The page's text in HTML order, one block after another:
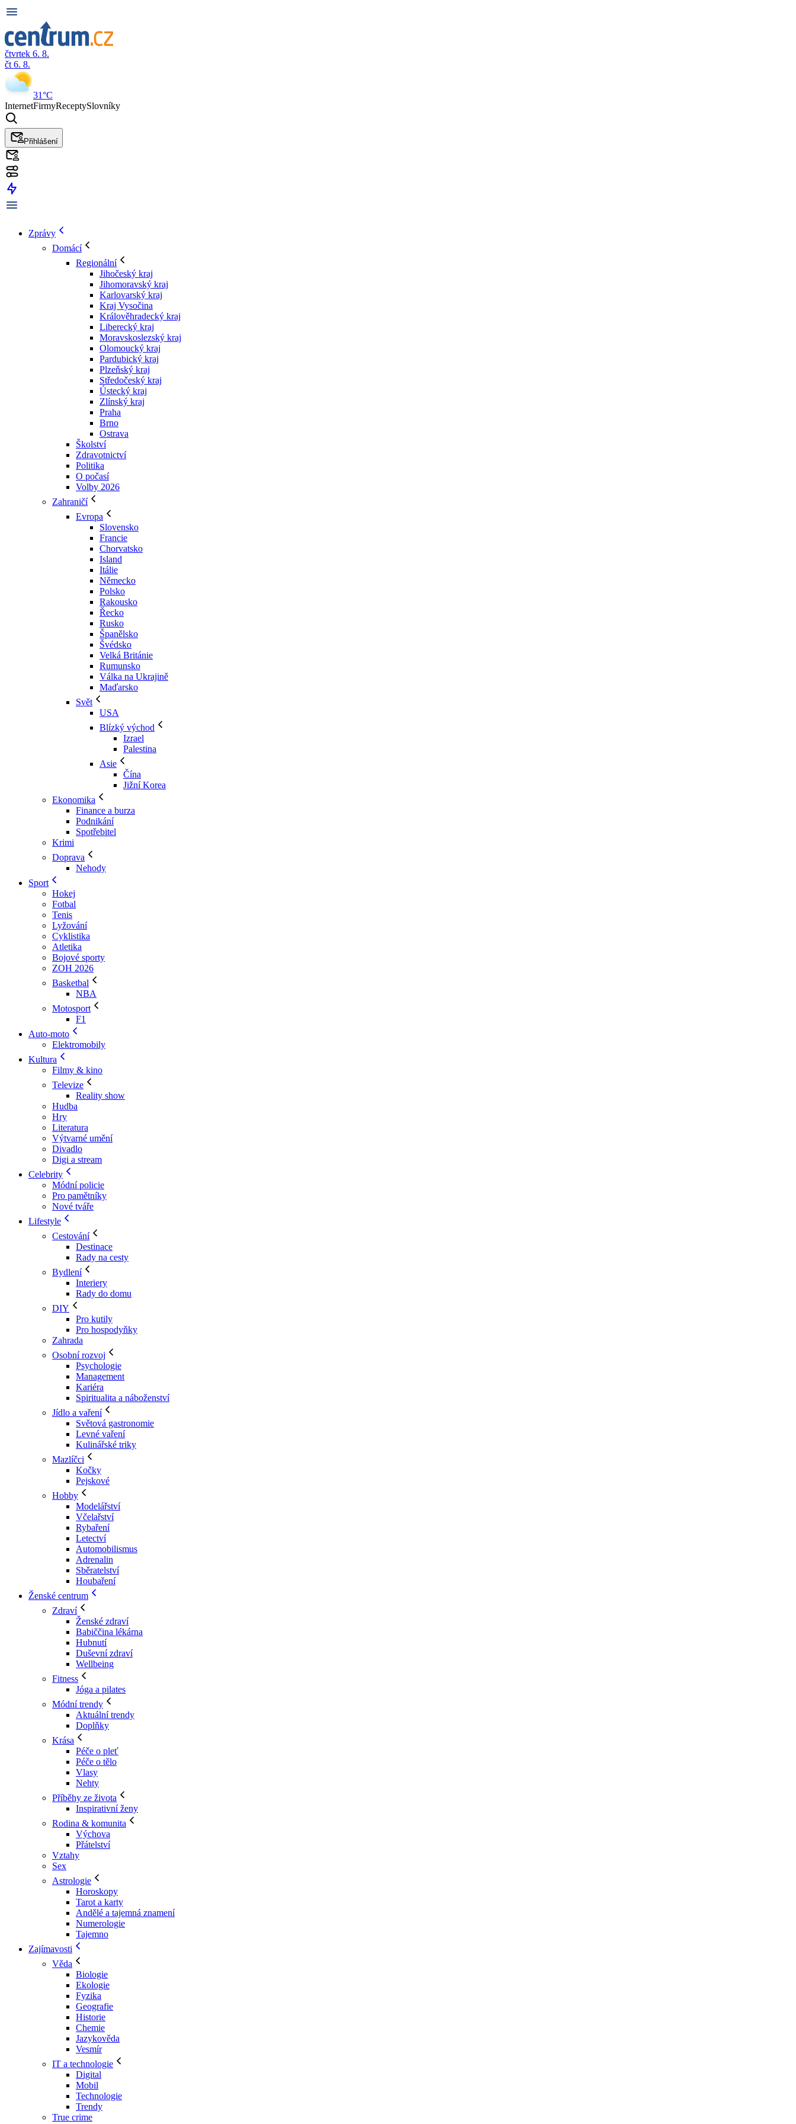
čtvrtek 6. 8.
čt 6. 8.
31°C
InternetFirmyReceptySlovníky
Přihlášení
Zprávy
Domácí
Regionální
Jihočeský kraj
Jihomoravský kraj
Karlovarský kraj
Kraj Vysočina
Králověhradecký kraj
Liberecký kraj
Moravskoslezský kraj
Olomoucký kraj
Pardubický kraj
Plzeňský kraj
Středočeský kraj
Ústecký kraj
Zlínský kraj
Praha
Brno
Ostrava
Školství
Zdravotnictví
Politika
O počasí
Volby 2026
Zahraničí
Evropa
Slovensko
Francie
Chorvatsko
Island
Itálie
Německo
Polsko
Rakousko
Řecko
Rusko
Španělsko
Švédsko
Velká Británie
Rumunsko
Válka na Ukrajině
Maďarsko
Svět
USA
Blízký východ
Izrael
Palestina
Asie
Čína
Jižní Korea
Ekonomika
Finance a burza
Podnikání
Spotřebitel
Krimi
Doprava
Nehody
Sport
Hokej
Fotbal
Tenis
Lyžování
Cyklistika
Atletika
Bojové sporty
ZOH 2026
Basketbal
NBA
Motosport
F1
Auto-moto
Elektromobily
Kultura
Filmy & kino
Televize
Reality show
Hudba
Hry
Literatura
Výtvarné umění
Divadlo
Digi a stream
Celebrity
Módní policie
Pro pamětníky
Nové tváře
Lifestyle
Cestování
Destinace
Rady na cesty
Bydlení
Interiery
Rady do domu
DIY
Pro kutily
Pro hospodyňky
Zahrada
Osobní rozvoj
Psychologie
Management
Kariéra
Spiritualita a náboženství
Jídlo a vaření
Světová gastronomie
Levné vaření
Kulinářské triky
Mazlíčci
Kočky
Pejskové
Hobby
Modelářství
Včelařství
Rybaření
Letectví
Automobilismus
Adrenalin
Sběratelství
Houbaření
Ženské centrum
Zdraví
Ženské zdraví
Babiččina lékárna
Hubnutí
Duševní zdraví
Wellbeing
Fitness
Jóga a pilates
Módní trendy
Aktuální trendy
Doplňky
Krása
Péče o pleť
Péče o tělo
Vlasy
Nehty
Příběhy ze života
Inspirativní ženy
Rodina & komunita
Výchova
Přátelství
Vztahy
Sex
Astrologie
Horoskopy
Tarot a karty
Andělé a tajemná znamení
Numerologie
Tajemno
Zajímavosti
Věda
Biologie
Ekologie
Fyzika
Geografie
Historie
Chemie
Jazykověda
Vesmír
IT a technologie
Digital
Mobil
Technologie
Trendy
True crime